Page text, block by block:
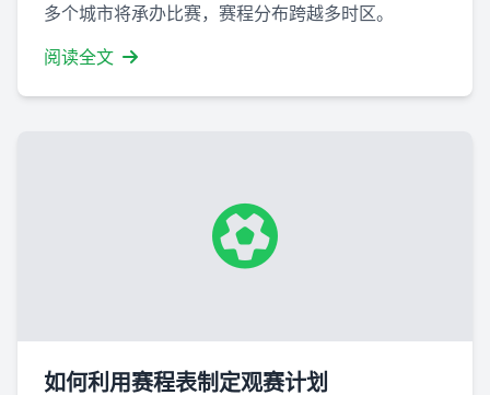
多个城市将承办比赛，赛程分布跨越多时区。
阅读全文
如何利用赛程表制定观赛计划